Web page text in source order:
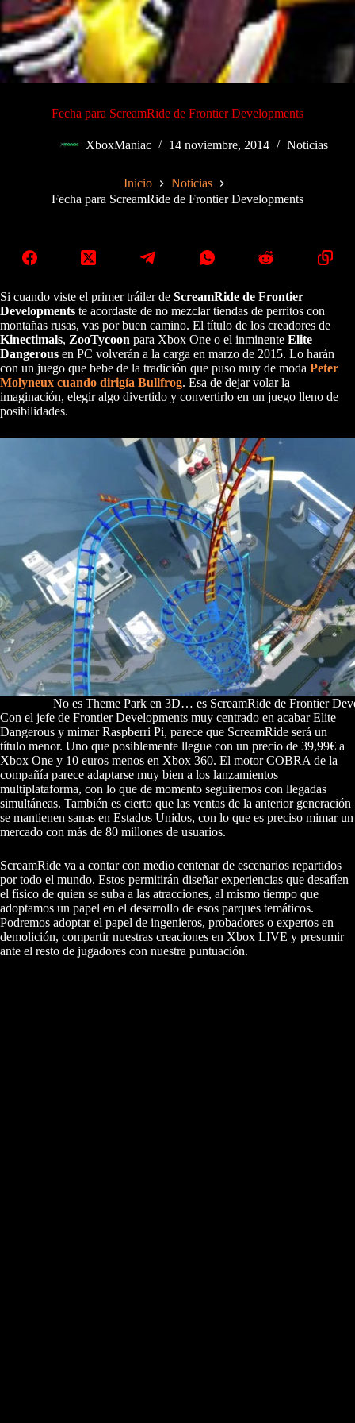
Fecha para ScreamRide de Frontier Developments
XboxManiac 14 noviembre, 2014 Noticias
Inicio
Noticias
Fecha para ScreamRide de Frontier Developments
Si cuando viste el primer tráiler de ScreamRide de Frontier
Developments te acordaste de no mezclar tiendas de perritos con
montañas rusas, vas por buen camino. El título de los creadores de
Kinectimals, ZooTycoon para Xbox One o el inminente Elite
Dangerous en PC volverán a la carga en marzo de 2015. Lo harán
con un juego que bebe de la tradición que puso muy de moda Peter
Molyneux cuando dirigía Bullfrog. Esa de dejar volar la
imaginación, elegir algo divertido y convertirlo en un juego lleno de
posibilidades.
No es Theme Park en 3D… es ScreamRide de Frontier
Con el jefe de Frontier Developments muy centrado en acabar Elite
Dangerous y mimar Raspberri Pi, parece que ScreamRide será un
título menor. Uno que posiblemente llegue con un precio de 39,99€ a
Xbox One y 10 euros menos en Xbox 360. El motor COBRA de la
compañía parece adaptarse muy bien a los lanzamientos
multiplataforma, con lo que de momento seguiremos con llegadas
simultáneas. También es cierto que las ventas de la anterior generación
se mantienen sanas en Estados Unidos, con lo que es preciso mimar un
mercado con más de 80 millones de usuarios.
ScreamRide va a contar con medio centenar de escenarios repartidos
por todo el mundo. Estos permitirán diseñar experiencias que desafíen
el físico de quien se suba a las atracciones, al mismo tiempo que
adoptamos un papel en el desarrollo de esos parques temáticos.
Podremos adoptar el papel de ingenieros, probadores o expertos en
demolición, compartir nuestras creaciones en Xbox LIVE y presumir
ante el resto de jugadores con nuestra puntuación.